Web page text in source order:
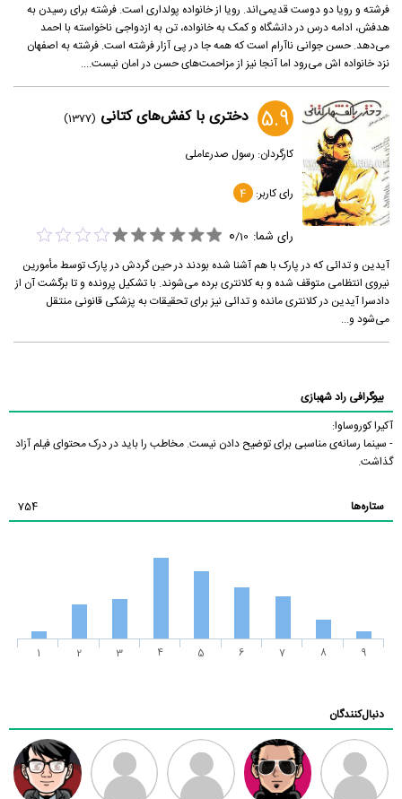
فرشته و رویا دو دوست قدیمی‌اند. رویا از خانواده پولداری است. فرشته برای رسیدن به
هدفش، ادامه درس در دانشگاه و کمک به خانواده، تن به ازدواجی ناخواسته با احمد
می‌دهد. حسن جوانی ناآرام است که همه جا در پی آزار فرشته است. فرشته به اصفهان
نزد خانواده اش می‌رود اما آنجا نیز از مزاحمت‌های حسن در امان نیست....
5.9 دختری با کفش‌های کتانی (1377)
کارگردان: رسول صدرعاملی
رای کاربر: 4
رای شما: 0/10
آیدین و تدائی که در پارک با هم آشنا شده بودند در حین گردش در پارک توسط مأمورین
نیروی انتظامی متوقف شده و به کلانتری برده می‌شوند. با تشکیل پرونده و تا برگشت آن از
دادسرا آیدین در کلانتری مانده و تدائی نیز برای تحقیقات به پزشکی قانونی منتقل
می‌شود و...
بیوگرافی راد شهبازی
آکیرا کوروساوا:
- سینما رسانه‌ی مناسبی برای توضیح دادن نیست. مخاطب را باید در درک محتوای فیلم آزاد
گذاشت.
ستاره‌ها 754
1 2 3 4 5 6 7 8 9
دنبال‌کنندگان